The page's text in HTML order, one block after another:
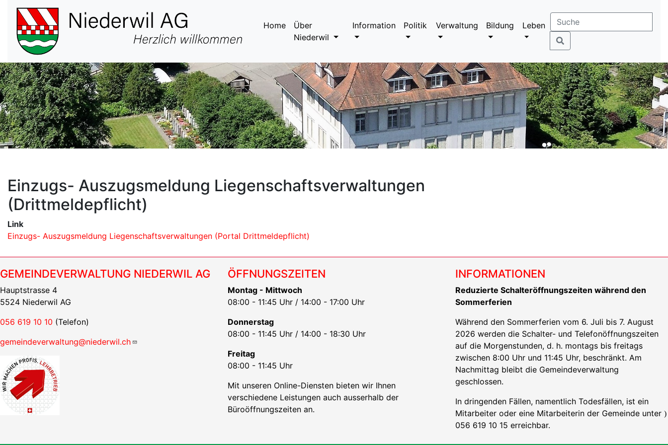
Hauptnavigation
Home
Über
Niederwil
Information Politik Verwaltung Bildung Leben
Einzugs- Auszugsmeldung Liegenschaftsverwaltungen
(Drittmeldepflicht)
Link
Einzugs- Auszugsmeldung Liegenschaftsverwaltungen (Portal Drittmeldepflicht)
GEMEINDEVERWALTUNG NIEDERWIL AG
Hauptstrasse 4
5524 Niederwil AG
056 619 10 10 (Telefon)
gemeindeverwaltung@niederwil.ch
ÖFFNUNGSZEITEN
Montag - Mittwoch
08:00 - 11:45 Uhr / 14:00 - 17:00 Uhr
Donnerstag
08:00 - 11:45 Uhr / 14:00 - 18:30 Uhr
Freitag
08:00 - 11:45 Uhr
Mit unseren Online-Diensten bieten wir Ihnen
verschiedene Leistungen auch ausserhalb der
Büroöffnungszeiten an.
INFORMATIONEN
Reduzierte Schalteröffnungszeiten während den
Sommerferien
Während den Sommerferien vom 6. Juli bis 7. August
2026 werden die Schalter- und Telefonöffnungszeiten
auf die Morgenstunden, d. h. montags bis freitags
zwischen 8:00 Uhr und 11:45 Uhr, beschränkt. Am
Nachmittag bleibt die Gemeindeverwaltung
geschlossen.
In dringenden Fällen, namentlich Todesfällen, ist ein
Mitarbeiter oder eine Mitarbeiterin der Gemeinde unter )
056 619 10 15 erreichbar.